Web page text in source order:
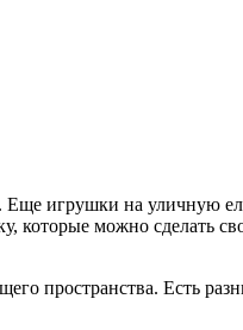
игрушки на уличную
которые можно сделать
пространства. Есть